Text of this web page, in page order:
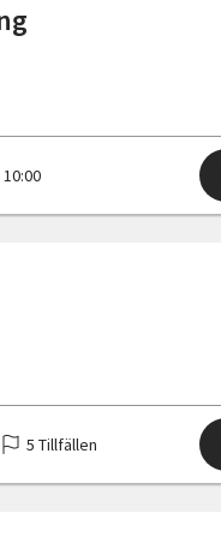
10:00
5 Tillfällen